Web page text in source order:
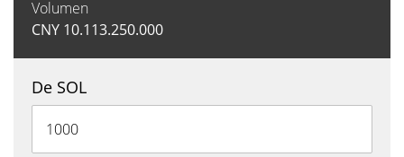
Volumen
CNY 10.113.250.000
De SOL